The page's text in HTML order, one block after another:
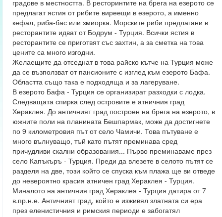
градове в местността. В ресторинтите на брега на езерото се
предлагат ястия от рибите виреещи в езерото, а именно
кефал, риба-бас или змиорка. Морските риби предлагани в
ресторантите идват от Бодрум - Турция. Всички ястия в
ресторантите се приготвят със захтин, а за сметка на това
цените са много изгодни.
Желаещите да отседнат в това райско кътче на Турция може
да се възползват от пансионите с изглед към езерото Бафа.
Областта също така е подходяща и за лагеруване.
В езерото Бафа - Турция се организират разходки с лодка.
Следващата спирка след островите е атничния град
Хераклея. До античният град построен на брега на езерото, в
южните поли на планината Бешпармак, може да достигнете
по 9 километровия път от село Чамичи. Това пътуване е
много вълнуващо, тъй като пътят преминава сред
причудливи скални образования... Първо преминаваме през
село Капъкъръ - Турция. Преди да влезете в селото пътят се
разделя на две, този който се спуска към плажа ще ви отведе
до невероятно красия атничен град Хераклея - Турция.
Миналото на античния град Хераклея - Турция датира от 7
в.пр.н.е. Античният град, който е изживял златната си ера
през еленистичния и римския периоди е забогатял